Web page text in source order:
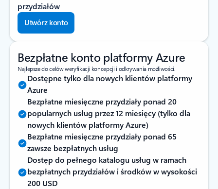
przydziałów
Utwórz konto
Bezpłatne konto platformy Azure
Najlepsze do celów weryfikacji koncepcji i odkrywania możliwości.
Dostępne tylko dla nowych klientów platformy
Azure
Bezpłatne miesięczne przydziały ponad 20
popularnych usług przez 12 miesięcy (tylko dla
nowych klientów platformy Azure)
Bezpłatne miesięczne przydziały ponad 65
zawsze bezpłatnych usług
Dostęp do pełnego katalogu usług w ramach
bezpłatnych przydziałów i środków w wysokości
200 USD